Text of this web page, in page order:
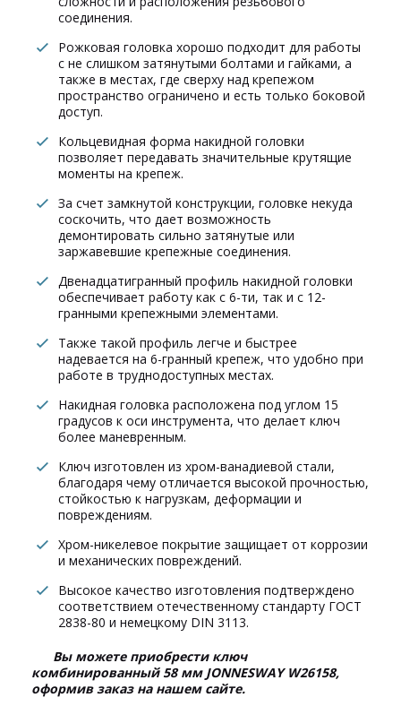
соединения.
Рожковая головка хорошо подходит для работы
с не слишком затянутыми болтами и гайками, а
также в местах, где сверху над крепежом
пространство ограничено и есть только боковой
доступ.
Кольцевидная форма накидной головки
позволяет передавать значительные крутящие
моменты на крепеж.
За счет замкнутой конструкции, головке некуда
соскочить, что дает возможность
демонтировать сильно затянутые или
заржавевшие крепежные соединения.
Двенадцатигранный профиль накидной головки
обеспечивает работу как с 6-ти, так и с 12-
гранными крепежными элементами.
Также такой профиль легче и быстрее
надевается на 6-гранный крепеж, что удобно при
работе в труднодоступных местах.
Накидная головка расположена под углом 15
градусов к оси инструмента, что делает ключ
более маневренным.
Ключ изготовлен из хром-ванадиевой стали,
благодаря чему отличается высокой прочностью,
стойкостью к нагрузкам, деформации и
повреждениям.
Хром-никелевое покрытие защищает от коррозии
и механических повреждений.
Высокое качество изготовления подтверждено
соответствием отечественному стандарту ГОСТ
2838-80 и немецкому DIN 3113.
Вы можете приобрести ключ
комбинированный 58 мм JONNESWAY W26158,
оформив заказ на нашем сайте.